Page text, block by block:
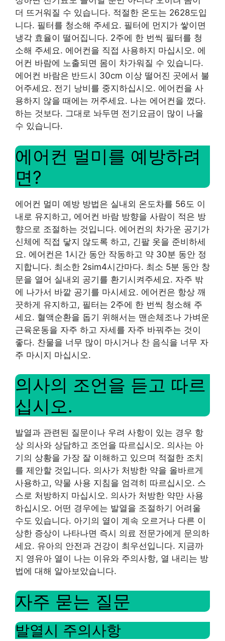
더 뜨거워질 수 있습니다. 적절한 온도는 2628도입
니다. 필터를 청소해 주세요. 필터에 먼지가 쌓이면
냉각 효율이 떨어집니다. 2주에 한 번씩 필터를 청
소해 주세요. 에어컨을 직접 사용하지 마십시오. 에
어컨 바람에 노출되면 몸이 차가워질 수 있습니다.
에어컨 바람은 반드시 30cm 이상 떨어진 곳에서 불
어주세요. 전기 낭비를 중지하십시오. 에어컨을 사
용하지 않을 때에는 꺼주세요. 나는 에어컨을 껐다.
하는 것보다. 그대로 놔두면 전기요금이 많이 나올
수 있습니다.
에어컨 멀미를 예방하려
면?
에어컨 멀미 예방 방법은 실내외 온도차를 56도 이
내로 유지하고, 에어컨 바람 방향을 사람이 적은 방
향으로 조절하는 것입니다. 에어컨의 차가운 공기가
신체에 직접 닿지 않도록 하고, 긴팔 옷을 준비하세
요. 에어컨은 1시간 동안 작동하고 약 30분 동안 정
지합니다. 최소한 2sim4시간마다. 최소 5분 동안 창
문을 열어 실내외 공기를 환기시켜주세요. 자주 밖
에 나가서 바깥 공기를 마시세요. 에어컨은 항상 깨
끗하게 유지하고, 필터는 2주에 한 번씩 청소해 주
세요. 혈액순환을 돕기 위해서는 맨손체조나 가벼운
근육운동을 자주 하고 자세를 자주 바꿔주는 것이
좋다. 찬물을 너무 많이 마시거나 찬 음식을 너무 자
주 마시지 마십시오.
의사의 조언을 듣고 따르
십시오.
발열과 관련된 질문이나 우려 사항이 있는 경우 항
상 의사와 상담하고 조언을 따르십시오. 의사는 아
기의 상황을 가장 잘 이해하고 있으며 적절한 조치
를 제안할 것입니다. 의사가 처방한 약을 올바르게
사용하고, 약물 사용 지침을 엄격히 따르십시오. 스
스로 처방하지 마십시오. 의사가 처방한 약만 사용
하십시오. 어떤 경우에는 발열을 조절하기 어려울
수도 있습니다. 아기의 열이 계속 오르거나 다른 이
상한 증상이 나타나면 즉시 의료 전문가에게 문의하
세요. 유아의 안전과 건강이 최우선입니다. 지금까
지 영유아 열이 나는 이유와 주의사항, 열 내리는 방
법에 대해 알아보았습니다.
자주 묻는 질문
발열시 주의사항